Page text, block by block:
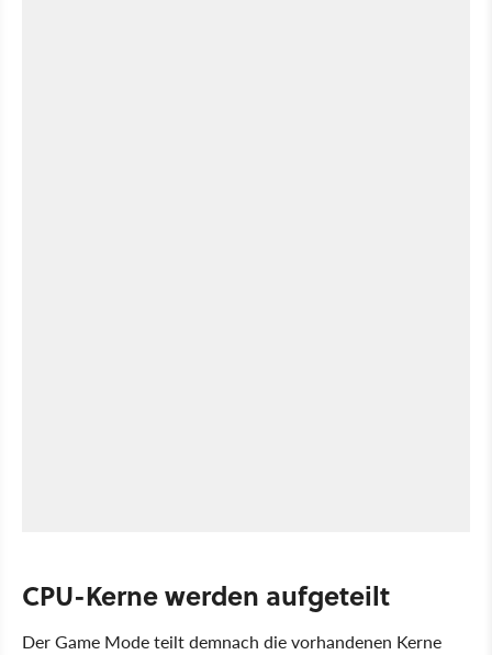
CPU-Kerne werden aufgeteilt
Der Game Mode teilt demnach die vorhandenen Kerne